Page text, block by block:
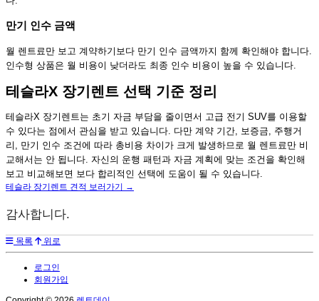
만기 인수 금액
월 렌트료만 보고 계약하기보다 만기 인수 금액까지 함께 확인해야 합니다.
인수형 상품은 월 비용이 낮더라도 최종 인수 비용이 높을 수 있습니다.
테슬라X 장기렌트 선택 기준 정리
테슬라X 장기렌트는 초기 자금 부담을 줄이면서 고급 전기 SUV를 이용할
수 있다는 점에서 관심을 받고 있습니다. 다만 계약 기간, 보증금, 주행거
리, 만기 인수 조건에 따라 총비용 차이가 크게 발생하므로 월 렌트료만 비
교해서는 안 됩니다. 자신의 운행 패턴과 자금 계획에 맞는 조건을 확인해
보고 비교해보면 보다 합리적인 선택에 도움이 될 수 있습니다.
테슬라 장기렌트 견적 보러가기 →
감사합니다.
목록 위로
로그인
회원가입